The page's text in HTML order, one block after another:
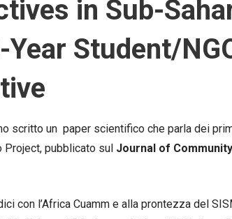
in Sub-
Student/
scritto un paper scientifico che parla dei
pubblicato sul Journal of Community
con l’Africa Cuamm e alla prontezza del